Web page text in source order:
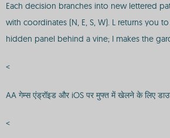
Each decision branches into new lettered
with coordinates (N, E, S, W). L returns you
hidden panel behind a vine; I makes the
<
AA गेम्स एंड्रॉइड और iOS पर मुफ्त में खेलने के लिए
<